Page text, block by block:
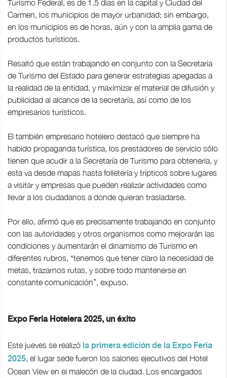
Turismo Federal, es de 1.5 días en la capital y Ciudad del
Carmen, los municipios de mayor urbanidad; sin embargo,
en los municipios es de horas, aún y con la amplia gama de
productos turísticos.
Resaltó que están trabajando en conjunto con la Secretaría
de Turismo del Estado para generar estrategias apegadas a
la realidad de la entidad, y maximizar el material de difusión y
publicidad al alcance de la secretaría, así como de los
empresarios turísticos.
El también empresario hotelero destacó que siempre ha
habido propaganda turística, los prestadores de servicio sólo
tienen que acudir a la Secretaría de Turismo para obtenerla, y
esta va desde mapas hasta folletería y trípticos sobre lugares
a visitar y empresas que pueden realizar actividades como
llevar a los ciudadanos a donde quieran trasladarse.
Por ello, afirmó que es precisamente trabajando en conjunto
con las autoridades y otros organismos como mejorarán las
condiciones y aumentarán el dinamismo de Turismo en
diferentes rubros, “tenemos que tener claro la necesidad de
metas, trazarnos rutas, y sobre todo mantenerse en
constante comunicación”, expuso.
Expo Feria Hotelera 2025, un éxito
Este jueves se realizó la primera edición de la Expo Feria
2025, el lugar sede fueron los salones ejecutivos del Hotel
Ocean View en el malecón de la ciudad. Los encargados